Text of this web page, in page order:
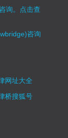
询。 点击查
咨询
网址大全
桥搜狐号